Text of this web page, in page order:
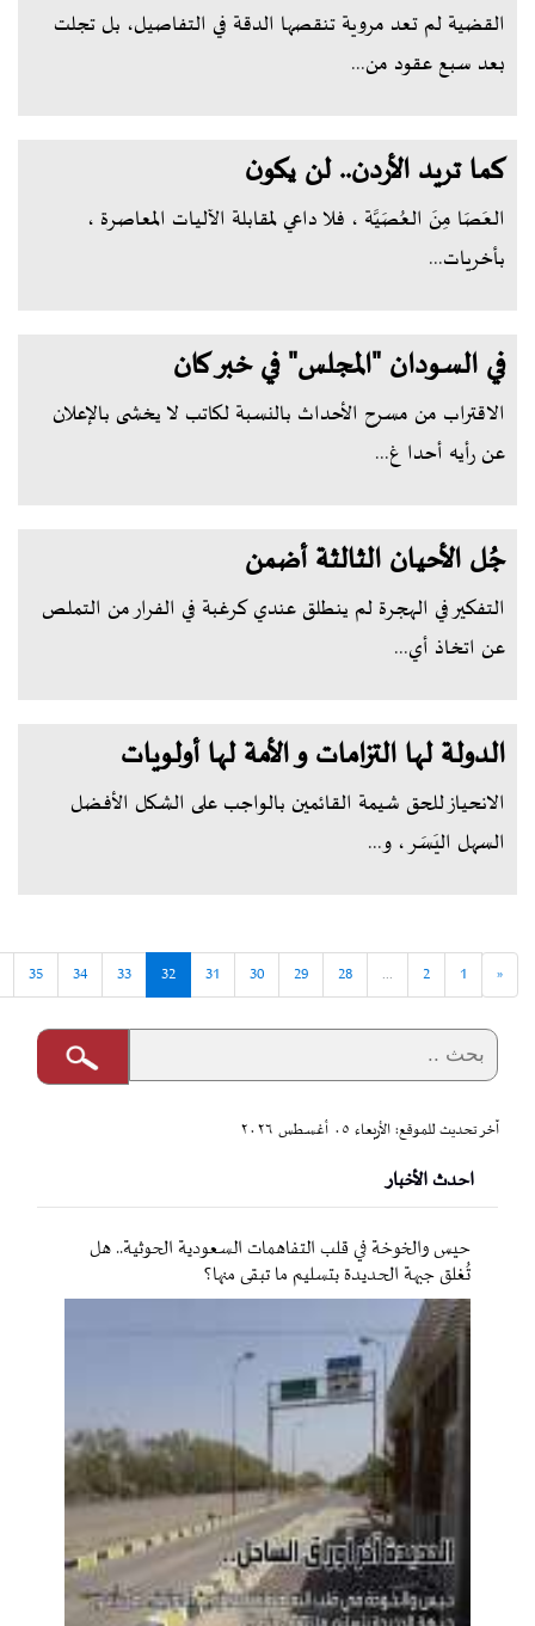
القضية لم تعد مروية تنقصها الدقة في التفاصيل، بل تجلت
بعد سبع عقود من...
كما تريد الأردن.. لن يكون
العَصَا مِنَ العُصَيَّة ، فلا داعي لمقابلة الآليات المعاصرة ،
بأخريات...
في السودان "المجلس" في خبر كان
الاقتراب من مسرح الأحداث بالنسبة لكاتب لا يخشى بالإعلان
عن رأيه أحدا غ...
جُل الأحيان الثالثة أضمن
التفكير في الهجرة لم ينطلق عندي كرغبة في الفرار من التملص
عن اتخاذ أي...
الدولة لها التزامات و الأمة لها أولويات
الانحياز للحق شيمة القائمين بالواجب على الشكل الأفضل
السهل اليَسَر ، و...
«
1
2
...
28
29
30
31
32
33
34
35
آخر تحديث للموقع: الأربعاء ٠٥ أغسطس ٢٠٢٦
احدث الأخبار
حيس والخوخة في قلب التفاهمات السعودية الحوثية.. هل
تُغلق جبهة الحديدة بتسليم ما تبقى منها؟